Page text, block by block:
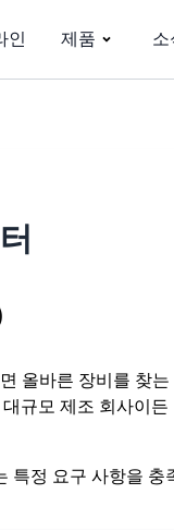
인 제품
올바른 장비를 찾
규모 제조 회사이
특정 요구 사항을 충